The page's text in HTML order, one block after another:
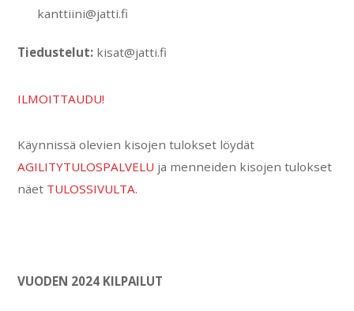
kanttiini@jatti.fi
Tiedustelut: kisat@jatti.fi
ILMOITTAUDU!
Käynnissä olevien kisojen tulokset löydät
AGILITYTULOSPALVELU ja menneiden kisojen tulokset
näet TULOSSIVULTA.
VUODEN 2024 KILPAILUT